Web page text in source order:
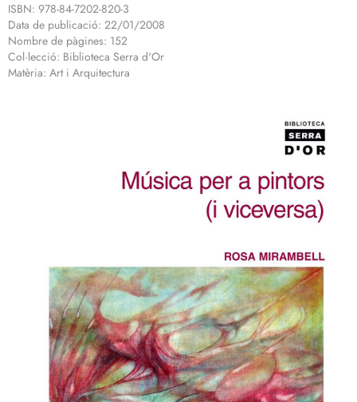
ISBN: 978-84-7202-820-3
Data de publicació: 22/01/2008
Nombre de pàgines: 152
Col·lecció: Biblioteca Serra d'Or
Matèria: Art i Arquitectura